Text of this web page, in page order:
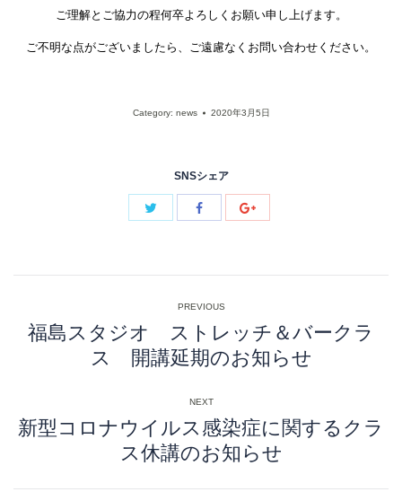
ご理解とご協力の程何卒よろしくお願い申し上げます。
ご不明な点がございましたら、ご遠慮なくお問い合わせください。
Category: news 2020年3月5日
SNSシェア
navigation
PREVIOUS
Previous
post:
福島スタジオ ストレッチ＆バークラ
ス 開講延期のお知らせ
NEXT
Next
post:
新型コロナウイルス感染症に関するクラ
ス休講のお知らせ